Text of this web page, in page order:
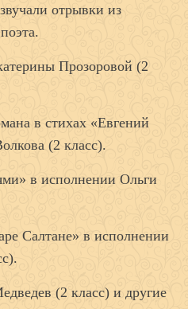
отрывки из
Прозоровой (2
в стихах «Евгений
(2 класс).
в исполнении Ольги
Салтане» в исполнении
(2 класс) и другие